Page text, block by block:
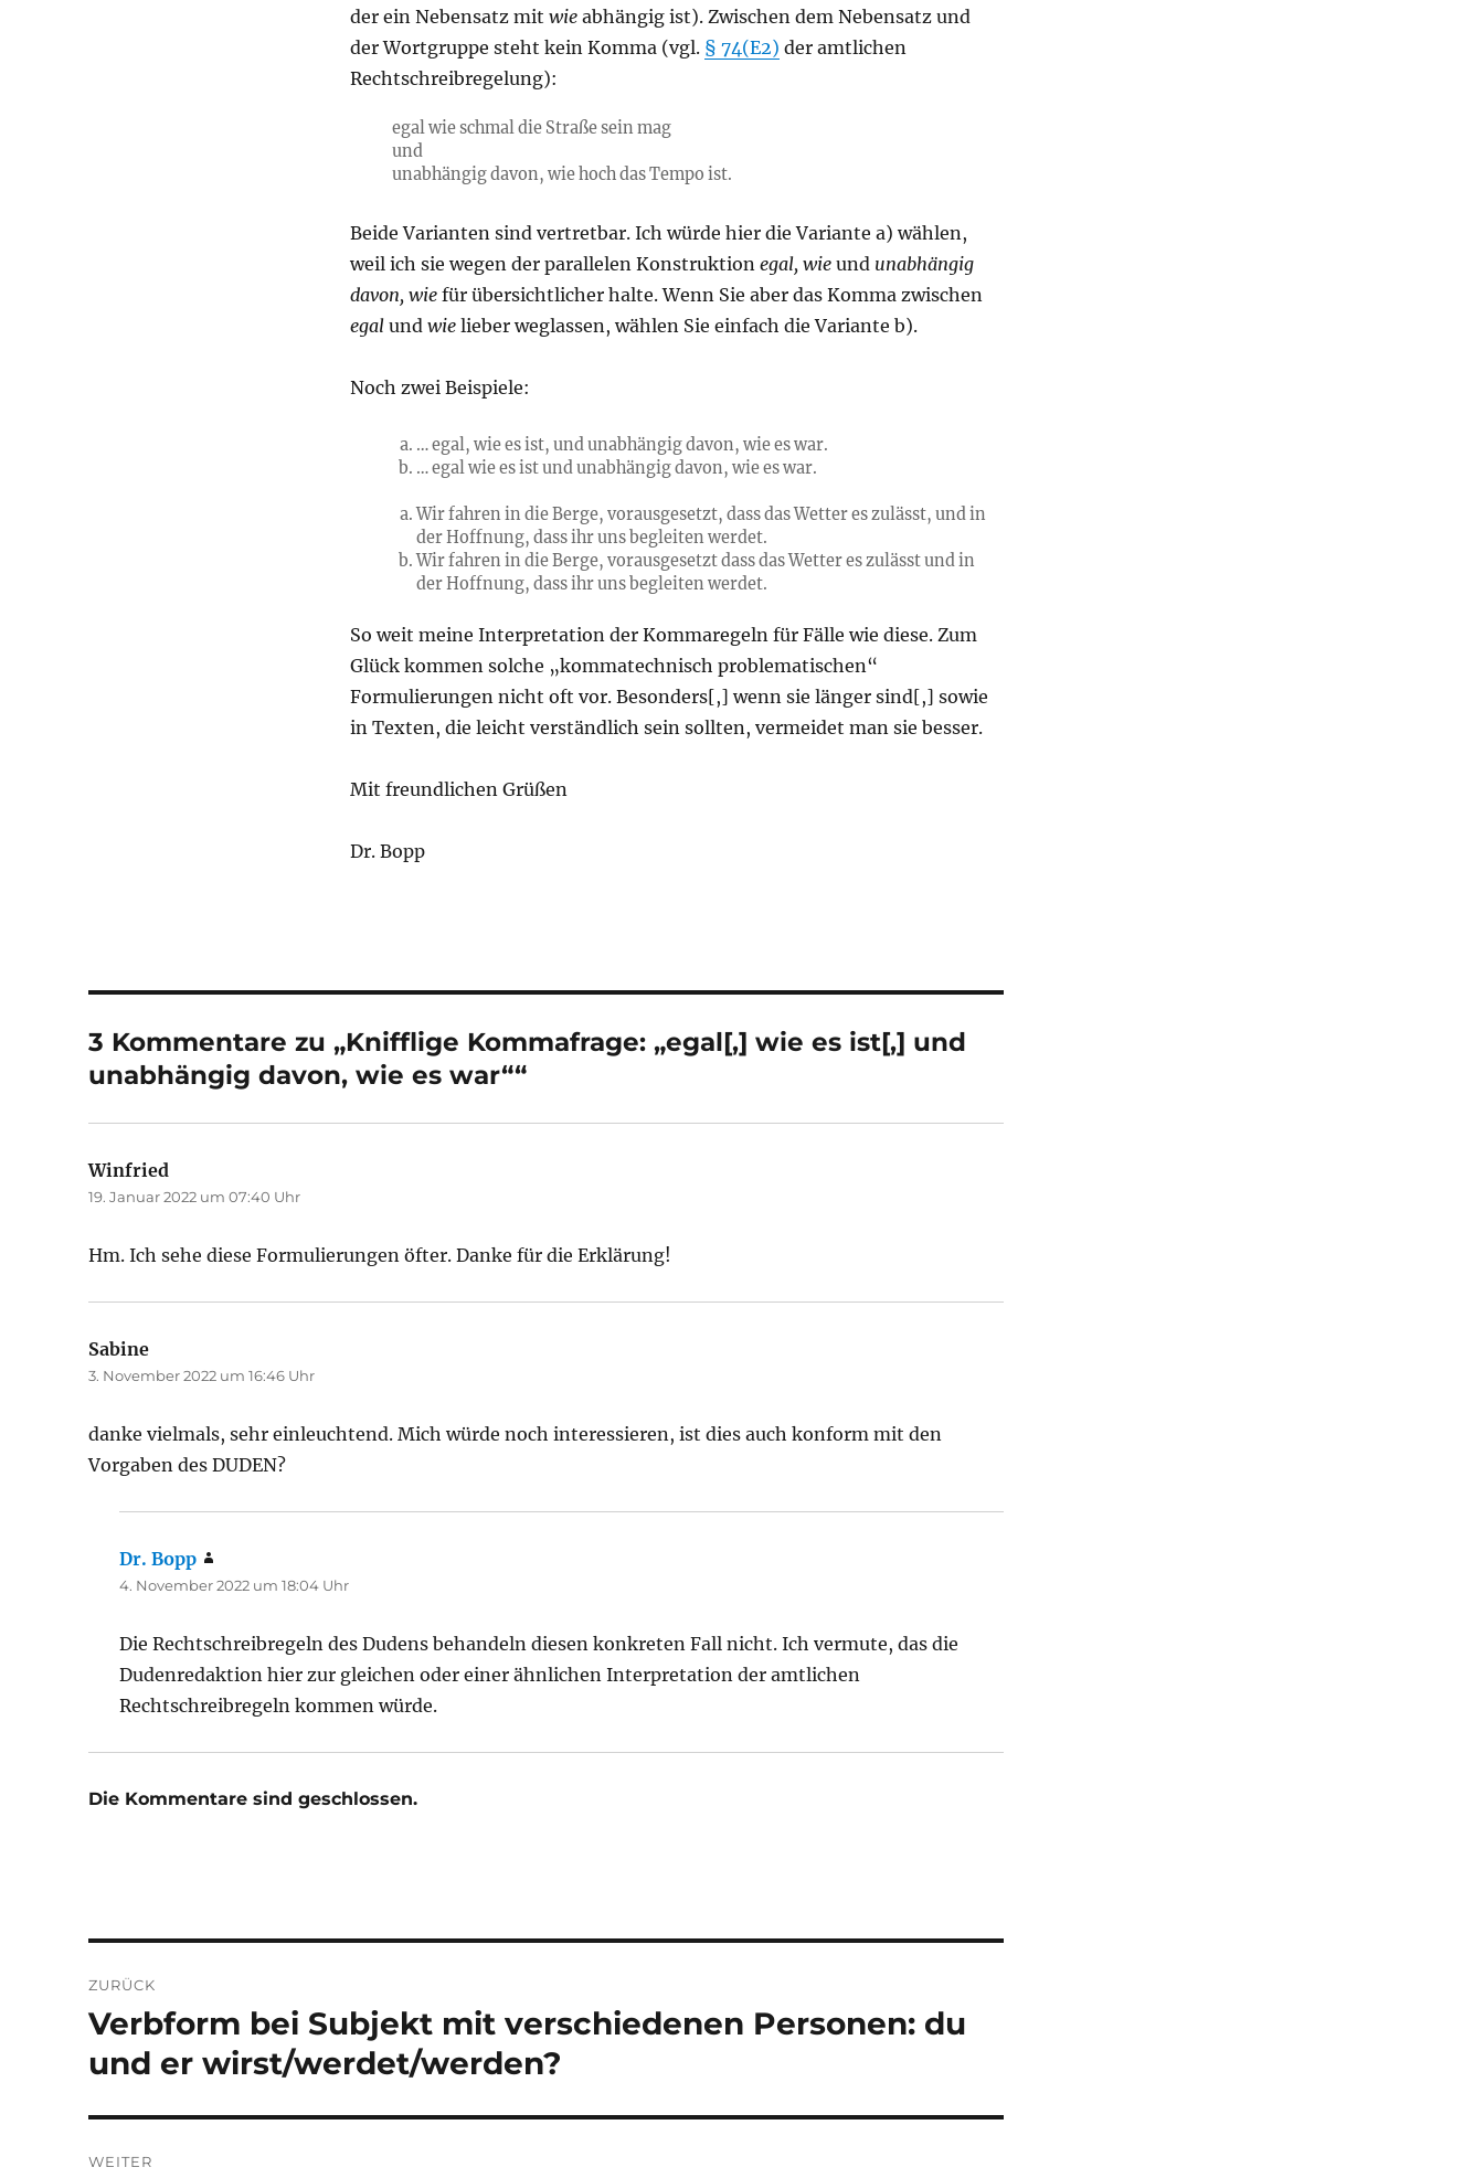
der ein Nebensatz mit wieabhängig ist). Zwischen dem Nebensatz und
der Wortgruppe steht kein Komma (vgl. § 74(E2) der amtlichen
Rechtschreibregelung):
egal wie schmal die Straße sein mag
und
unabhängig davon, wie hoch das Tempo ist.
Beide Varianten sind vertretbar. Ich würde hier die Variante a) wählen,
weil ich sie wegen der parallelen Konstruktion egal, wieund unabhängig
davon, wiefür übersichtlicher halte. Wenn Sie aber das Komma zwischen
egalund wielieber weglassen, wählen Sie einfach die Variante b).
Noch zwei Beispiele:
… egal, wie es ist, und unabhängig davon, wie es war.
… egal wie es ist und unabhängig davon, wie es war.
Wir fahren in die Berge, vorausgesetzt, dass das Wetter es zulässt, und in
der Hoffnung, dass ihr uns begleiten werdet.
Wir fahren in die Berge, vorausgesetzt dass das Wetter es zulässt und in
der Hoffnung, dass ihr uns begleiten werdet.
So weit meine Interpretation der Kommaregeln für Fälle wie diese. Zum
Glück kommen solche „kommatechnisch problematischen“
Formulierungen nicht oft vor. Besonders[,] wenn sie länger sind[,] sowie
in Texten, die leicht verständlich sein sollten, vermeidet man sie besser.
Mit freundlichen Grüßen
Dr. Bopp
3 Kommentare zu „Knifflige Kommafrage: „egal[,] wie es ist[,] und
unabhängig davon, wie es war““
Winfried
19. Januar 2022 um 07:40 Uhr
Hm. Ich sehe diese Formulierungen öfter. Danke für die Erklärung!
Sabine
3. November 2022 um 16:46 Uhr
danke vielmals, sehr einleuchtend. Mich würde noch interessieren, ist dies auch konform mit den
Vorgaben des DUDEN?
Dr. Bopp
4. November 2022 um 18:04 Uhr
Die Rechtschreibregeln des Dudens behandeln diesen konkreten Fall nicht. Ich vermute, das die
Dudenredaktion hier zur gleichen oder einer ähnlichen Interpretation der amtlichen
Rechtschreibregeln kommen würde.
Die Kommentare sind geschlossen.
ZURÜCK
Vorheriger
Beitrag:
Verbform bei Subjekt mit verschiedenen Personen: du
und er wirst/werdet/werden?
WEITER